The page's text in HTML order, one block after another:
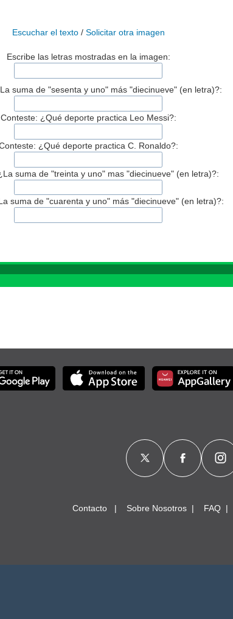
Escuchar el texto/ Solicitar otra imagen
Escribe las letras mostradas en la imagen:
suma de "sesenta y uno" más "diecinueve" (en letra)?:
Conteste: ¿Qué deporte practica Leo Messi?:
¿Qué deporte practica C. Ronaldo?:
suma de "treinta y uno" mas "diecinueve" (en letra)?:
suma de "cuarenta y uno" más "diecinueve" (en letra)?:
Contacto Sobre Nosotros FAQ